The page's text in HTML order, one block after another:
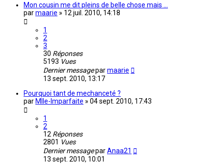
Mon cousin me dit pleins de belle chose mais ...
parmaarie » 12 juil. 2010, 14:18
1
2
3
30 Réponses
5193 Vues
Dernier messageparmaarie
13 sept. 2010, 13:17
Pourquoi tant de mechanceté ?
par Mlle-Imparfaite » 04 sept. 2010, 17:43
1
2
12 Réponses
2801 Vues
Dernier messageparAnaa21
13 sept. 2010, 10:01